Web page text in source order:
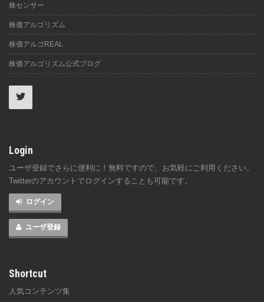
株センサー
株価アルゴリズム
株価アルゴREAL
株価アルゴリズム公式ブログ
Login
ユーザ登録でさらに便利に！無料ですので、お気軽にご利用ください。
Twitterのアカウントでログインすることも可能です。
ログイン
ユーザ登録
Shortcut
人気コンテンツ集